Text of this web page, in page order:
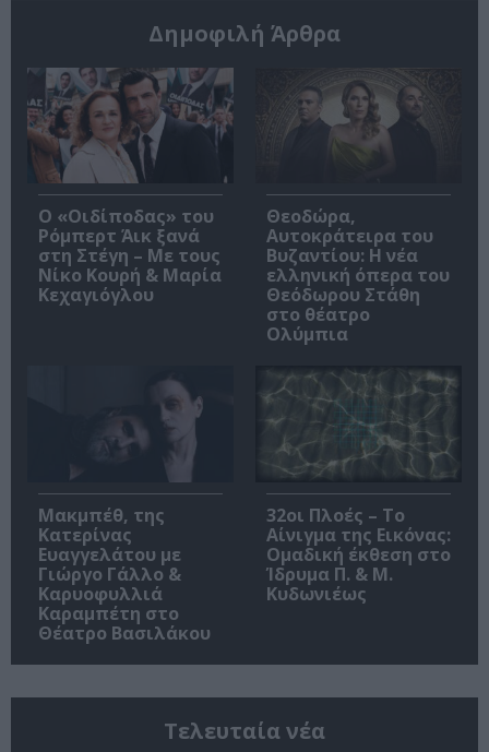
Δημοφιλή Άρθρα
O «Οιδίποδας» του
Ρόμπερτ Άικ ξανά
στη Στέγη – Με τους
Νίκο Κουρή & Μαρία
Κεχαγιόγλου
Θεοδώρα,
Αυτοκράτειρα του
Βυζαντίου: Η νέα
ελληνική όπερα του
Θεόδωρου Στάθη
στο θέατρο
Ολύμπια
Μακμπέθ, της
Κατερίνας
Ευαγγελάτου με
Γιώργο Γάλλο &
Καρυοφυλλιά
Καραμπέτη στο
Θέατρο Βασιλάκου
32οι Πλοές – Το
Αίνιγμα της Εικόνας:
Ομαδική έκθεση στο
Ίδρυμα Π. & Μ.
Κυδωνιέως
Τελευταία νέα